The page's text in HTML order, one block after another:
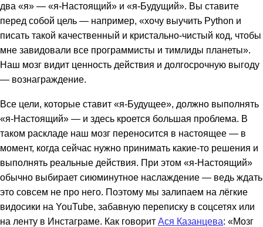
два «я» — «я-Настоящий» и «я-Будущий». Вы ставите
перед собой цель — например, «хочу выучить Python и
писать такой качественный и кристально-чистый код, чтобы
мне завидовали все программисты и тимлиды планеты».
Наш мозг видит ценность действия и долгосрочную выгоду
— вознаграждение.
Все цели, которые ставит «я-Будущее», должно выполнять
«я-Настоящий» — и здесь кроется большая проблема. В
таком раскладе наш мозг переносится в настоящее — в
момент, когда сейчас нужно принимать какие-то решения и
выполнять реальные действия. При этом «я-Настоящий»
обычно выбирает сиюминутное наслаждение — ведь ждать
это совсем не про него. Поэтому мы залипаем на лёгкие
видосики на YouTube, забавную переписку в соцсетях или
на ленту в Инстаграме. Как говорит Ася Казанцева: «Мозг